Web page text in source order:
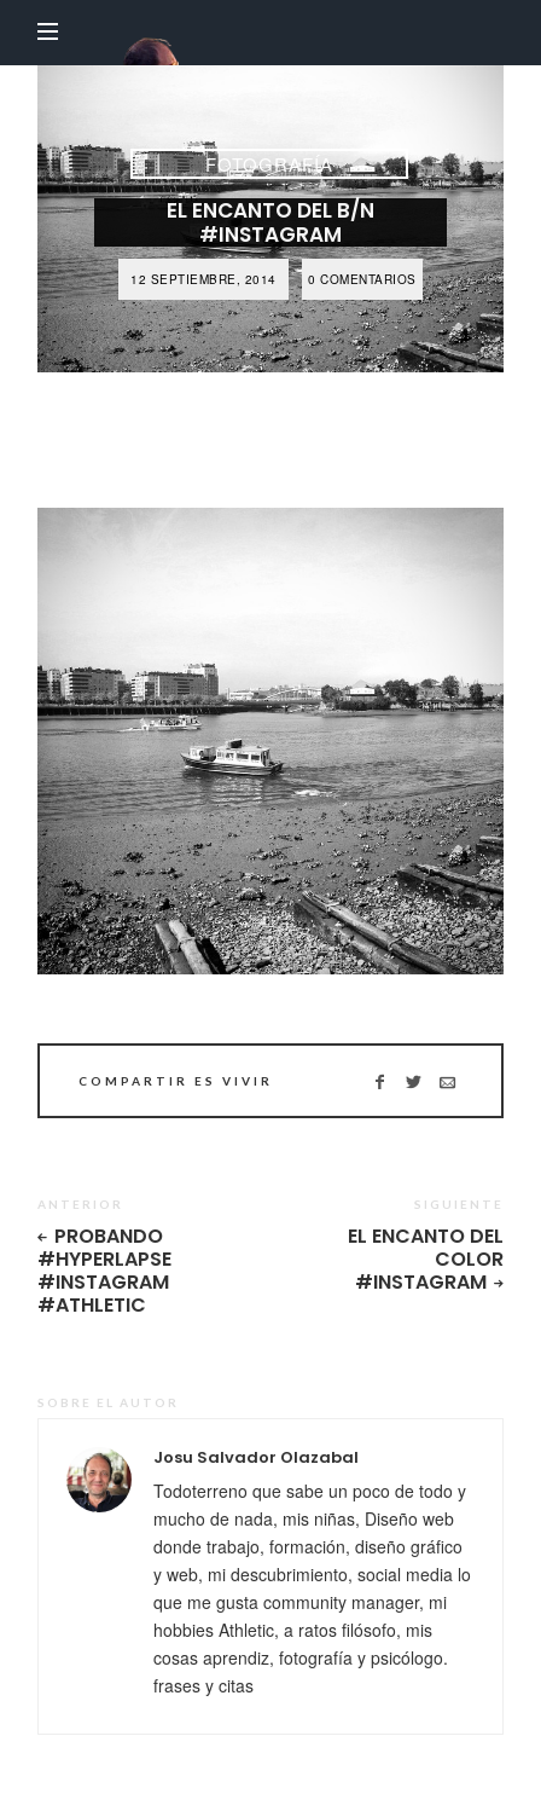
Profesor
FOTOGRAFÍA
EL ENCANTO DEL B/N
#INSTAGRAM
12 SEPTIEMBRE, 2014 0 COMENTARIOS
COMPARTIR ES VIVIR
ANTERIOR
PROBANDO
#HYPERLAPSE
#INSTAGRAM
#ATHLETIC
SIGUIENTE
EL ENCANTO DEL
COLOR
#INSTAGRAM
SOBRE EL AUTOR
Josu Salvador Olazabal
Todoterreno que sabe un poco de todo y
mucho de nada, mis niñas, Diseño web
donde trabajo, formación, diseño gráfico
y web, mi descubrimiento, social media lo
que me gusta community manager, mi
hobbies Athletic, a ratos filósofo, mis
cosas aprendiz, fotografía y psicólogo.
frases y citas